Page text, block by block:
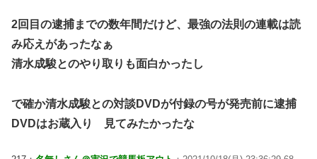
2回目の逮捕までの数年間だけど、最強の法則の連載は読
み応えがあったなぁ
清水成駿とのやり取りも面白かったし
で確か清水成駿との対談DVDが付録の号が発売前に逮捕
DVDはお蔵入り 見てみたかったな